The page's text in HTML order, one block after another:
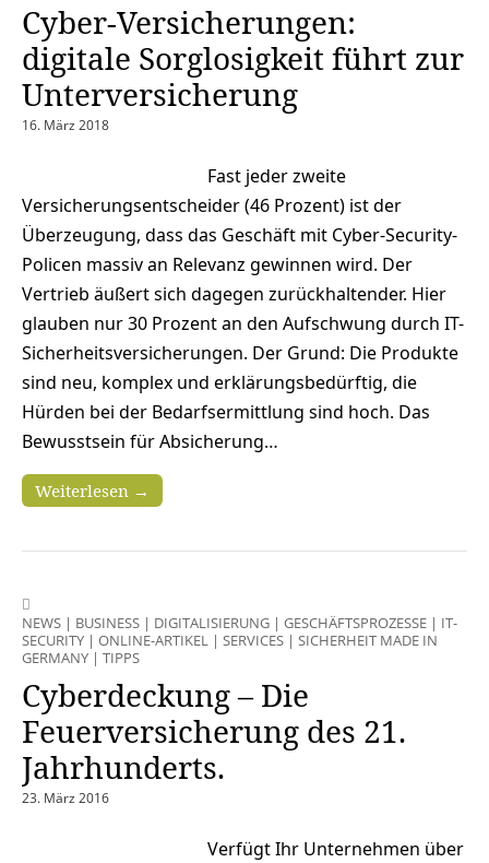
Cyber-Versicherungen:
digitale Sorglosigkeit führt zur
Unterversicherung
16. März 2018
Fast jeder zweite
Versicherungsentscheider (46 Prozent) ist der
Überzeugung, dass das Geschäft mit Cyber-Security-
Policen massiv an Relevanz gewinnen wird. Der
Vertrieb äußert sich dagegen zurückhaltender. Hier
glauben nur 30 Prozent an den Aufschwung durch IT-
Sicherheitsversicherungen. Der Grund: Die Produkte
sind neu, komplex und erklärungsbedürftig, die
Hürden bei der Bedarfsermittlung sind hoch. Das
Bewusstsein für Absicherung…
Weiterlesen →
NEWS | BUSINESS | DIGITALISIERUNG | GESCHÄFTSPROZESSE | IT-
SECURITY | ONLINE-ARTIKEL | SERVICES | SICHERHEIT MADE IN
GERMANY | TIPPS
Cyberdeckung – Die
Feuerversicherung des 21.
Jahrhunderts.
23. März 2016
Verfügt Ihr Unternehmen über